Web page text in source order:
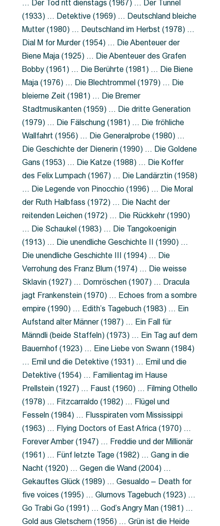
… Der Tod ritt dienstags (1967) … Der Tunnel
(1933) … Detektive (1969) … Deutschland bleiche
Mutter (1980) … Deutschland im Herbst (1978) …
Dial M for Murder (1954) … Die Abenteuer der
Biene Maja (1925) … Die Abenteuer des Grafen
Bobby (1961) … Die Berührte (1981) … Die Biene
Maja (1976) … Die Blechtrommel (1979) … Die
bleierne Zeit (1981) … Die Bremer
Stadtmusikanten (1959) … Die dritte Generation
(1979) … Die Fälschung (1981) … Die fröhliche
Wallfahrt (1956) … Die Generalprobe (1980) …
Die Geschichte der Dienerin (1990) … Die Goldene
Gans (1953) … Die Katze (1988) … Die Koffer
des Felix Lumpach (1967) … Die Landärztin (1958)
… Die Legende von Pinocchio (1996) … Die Moral
der Ruth Halbfass (1972) … Die Nacht der
reitenden Leichen (1972) … Die Rückkehr (1990)
… Die Schaukel (1983) … Die Tangokoenigin
(1913) … Die unendliche Geschichte II (1990) …
Die unendliche Geschichte III (1994) … Die
Verrohung des Franz Blum (1974) … Die weisse
Sklavin (1927) … Dornröschen (1907) … Dracula
jagt Frankenstein (1970) … Echoes from a sombre
empire (1990) … Edith’s Tagebuch (1983) … Ein
Aufstand alter Männer (1987) … Ein Fall für
Männdli (beide Staffeln) (1973) … Ein Tag auf dem
Bauernhof (1923) … Eine Liebe von Swann (1984)
… Emil und die Detektive (1931) … Emil und die
Detektive (1954) … Familientag im Hause
Prellstein (1927) … Faust (1960) … Filming Othello
(1978) … Fitzcarraldo (1982) … Flügel und
Fesseln (1984) … Flusspiraten vom Mississippi
(1963) … Flying Doctors of East Africa (1970) …
Forever Amber (1947) … Freddie und der Millionär
(1961) … Fünf letzte Tage (1982) … Gang in die
Nacht (1920) … Gegen die Wand (2004) …
Gekauftes Glück (1989) … Gesualdo – Death for
five voices (1995) … Glumovs Tagebuch (1923) …
Go Trabi Go (1991) … God’s Angry Man (1981) …
Gold aus Gletschern (1956) … Grün ist die Heide